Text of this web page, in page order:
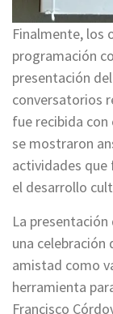
Finalmente, los
programación
presentación
conversatorios
fue recibida
se mostraron
actividades
el desarrollo
La
una
amistad como
herramienta
Francisco